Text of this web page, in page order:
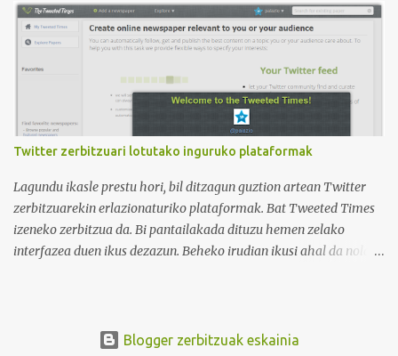
Ikusi diferentziak eta ausnartu irudiari so eginez.
Twitter zerbitzuari lotutako inguruko plataformak
Lagundu ikasle prestu hori, bil ditzagun guztion artean Twitter
zerbitzuarekin erlazionaturiko plataformak. Bat Tweeted Times
izeneko zerbitzua da. Bi pantailakada dituzu hemen zelako
interfazea duen ikus dezazun. Beheko irudian ikusi ahal da nola
bideoa, zeinak Tweeted Times aplikazio mobila aztertzen baitu.
Blogger zerbitzuak eskainia